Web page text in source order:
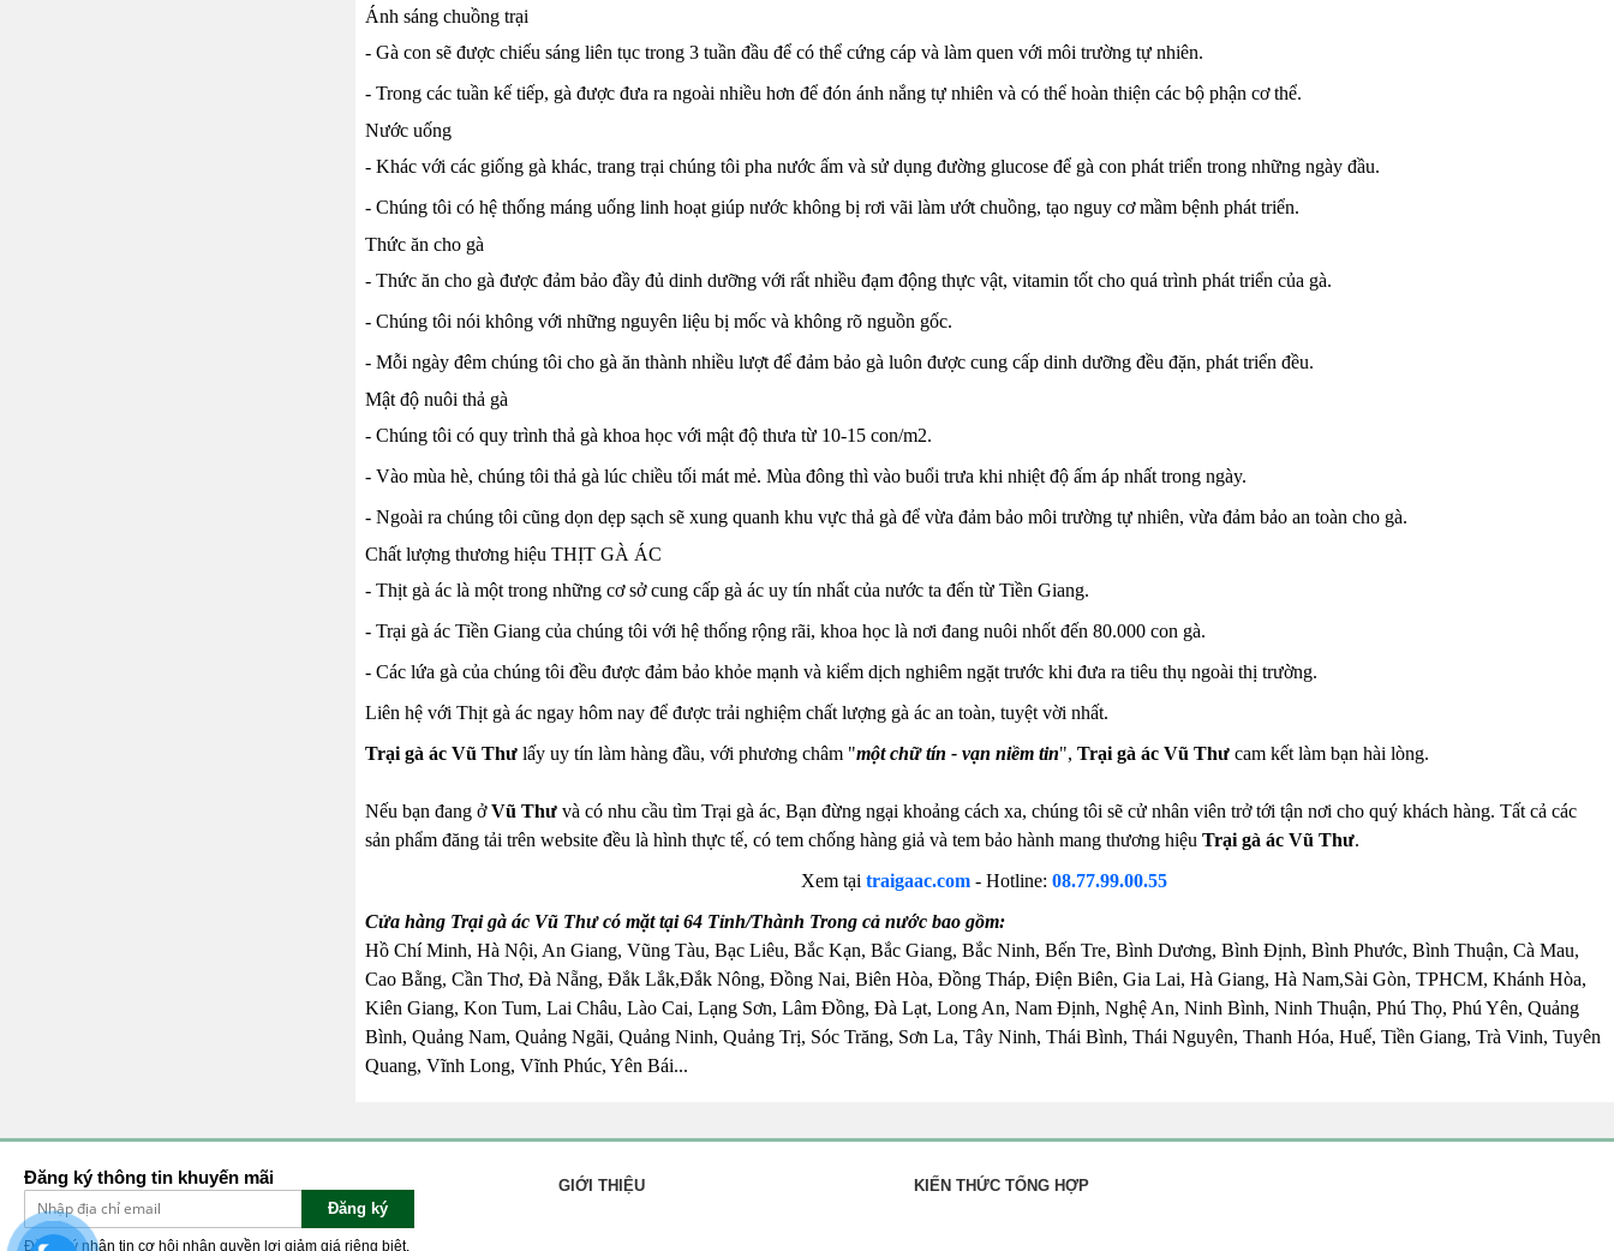
Ánh sáng chuồng trại
- Gà con sẽ được chiếu sáng liên tục trong 3 tuần đầu để có thể cứng cáp và làm quen với môi trường tự nhiên.
- Trong các tuần kế tiếp, gà được đưa ra ngoài nhiều hơn để đón ánh nắng tự nhiên và có thể hoàn thiện các bộ phận cơ thể.
Nước uống
- Khác với các giống gà khác, trang trại chúng tôi pha nước ấm và sử dụng đường glucose để gà con phát triển trong những ngày đầu.
- Chúng tôi có hệ thống máng uống linh hoạt giúp nước không bị rơi vãi làm ướt chuồng, tạo nguy cơ mầm bệnh phát triển.
Thức ăn cho gà
- Thức ăn cho gà được đảm bảo đầy đủ dinh dưỡng với rất nhiều đạm động thực vật, vitamin tốt cho quá trình phát triển của gà.
- Chúng tôi nói không với những nguyên liệu bị mốc và không rõ nguồn gốc.
- Mỗi ngày đêm chúng tôi cho gà ăn thành nhiều lượt để đảm bảo gà luôn được cung cấp dinh dưỡng đều đặn, phát triển đều.
Mật độ nuôi thả gà
- Chúng tôi có quy trình thả gà khoa học với mật độ thưa từ 10-15 con/m2.
- Vào mùa hè, chúng tôi thả gà lúc chiều tối mát mẻ. Mùa đông thì vào buổi trưa khi nhiệt độ ấm áp nhất trong ngày.
- Ngoài ra chúng tôi cũng dọn dẹp sạch sẽ xung quanh khu vực thả gà để vừa đảm bảo môi trường tự nhiên, vừa đảm bảo an toàn cho gà.
Chất lượng thương hiệu THỊT GÀ ÁC
- Thịt gà ác là một trong những cơ sở cung cấp gà ác uy tín nhất của nước ta đến từ Tiền Giang.
- Trại gà ác Tiền Giang của chúng tôi với hệ thống rộng rãi, khoa học là nơi đang nuôi nhốt đến 80.000 con gà.
- Các lứa gà của chúng tôi đều được đảm bảo khỏe mạnh và kiểm dịch nghiêm ngặt trước khi đưa ra tiêu thụ ngoài thị trường.
Liên hệ với Thịt gà ác ngay hôm nay để được trải nghiệm chất lượng gà ác an toàn, tuyệt vời nhất.
Trại gà ác Vũ Thưlấy uy tín làm hàng đầu, với phương châm "một chữ tín - vạn niềm tin", Trại gà ác Vũ Thưcam kết làm bạn hài lòng.
Nếu bạn đang ởVũ Thưvà có nhu cầu tìm Trại gà ác, Bạn đừng ngại khoảng cách xa, chúng tôi sẽ cử nhân viên trở tới tận nơi cho quý khách hàng. Tất cả các
sản phẩm đăng tải trên website đều là hình thực tế, có tem chống hàng giả và tem bảo hành mang thương hiệu Trại gà ác Vũ Thư.
Xem tạitraigaac.com - Hotline: 08.77.99.00.55
Cửa hàng Trại gà ác Vũ Thư có mặt tại 64 Tỉnh/Thành Trong cả nước bao gồm:
Hồ Chí Minh, Hà Nội, An Giang, Vũng Tàu, Bạc Liêu, Bắc Kạn, Bắc Giang, Bắc Ninh, Bến Tre, Bình Dương, Bình Định, Bình Phước, Bình Thuận, Cà Mau,
Cao Bằng, Cần Thơ, Đà Nẵng, Đắk Lắk,Đắk Nông, Đồng Nai, Biên Hòa, Đồng Tháp, Điện Biên, Gia Lai, Hà Giang, Hà Nam,Sài Gòn, TPHCM, Khánh Hòa,
Kiên Giang, Kon Tum, Lai Châu, Lào Cai, Lạng Sơn, Lâm Đồng, Đà Lạt, Long An, Nam Định, Nghệ An, Ninh Bình, Ninh Thuận, Phú Thọ, Phú Yên, Quảng
Bình, Quảng Nam, Quảng Ngãi, Quảng Ninh, Quảng Trị, Sóc Trăng, Sơn La, Tây Ninh, Thái Bình, Thái Nguyên, Thanh Hóa, Huế, Tiền Giang, Trà Vinh, Tuyên
Quang, Vĩnh Long, Vĩnh Phúc, Yên Bái...
Đăng ký thông tin khuyến mãi
Đăng ký
Đăng ký nhận tin cơ hội nhận quyền lợi giảm giá riêng biệt.
GIỚI THIỆU KIẾN THỨC TỔNG HỢP